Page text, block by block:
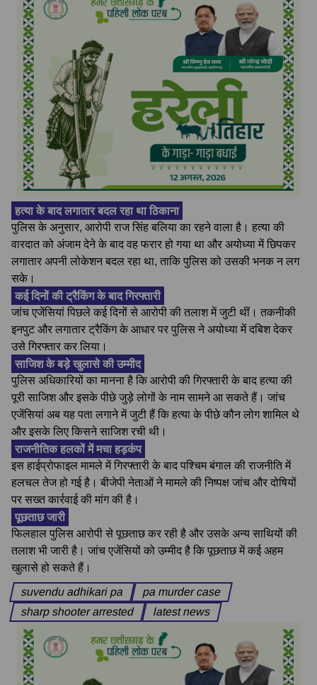
हत्या के बाद लगातार बदल रहा था ठिकाना
पुलिस के अनुसार, आरोपी राज सिंह बलिया का रहने वाला है। हत्या की
वारदात को अंजाम देने के बाद वह फरार हो गया था और अयोध्या में छिपकर
लगातार अपनी लोकेशन बदल रहा था, ताकि पुलिस को उसकी भनक न लग
सके।
कई दिनों की ट्रैकिंग के बाद गिरफ्तारी
जांच एजेंसियां पिछले कई दिनों से आरोपी की तलाश में जुटी थीं। तकनीकी
इनपुट और लगातार ट्रैकिंग के आधार पर पुलिस ने अयोध्या में दबिश देकर
उसे गिरफ्तार कर लिया।
साजिश के बड़े खुलासे की उम्मीद
पुलिस अधिकारियों का मानना है कि आरोपी की गिरफ्तारी के बाद हत्या की
पूरी साजिश और इसके पीछे जुड़े लोगों के नाम सामने आ सकते हैं। जांच
एजेंसियां अब यह पता लगाने में जुटी हैं कि हत्या के पीछे कौन लोग शामिल थे
और इसके लिए किसने साजिश रची थी।
राजनीतिक हलकों में मचा हड़कंप
इस हाईप्रोफाइल मामले में गिरफ्तारी के बाद पश्चिम बंगाल की राजनीति में
हलचल तेज हो गई है। बीजेपी नेताओं ने मामले की निष्पक्ष जांच और दोषियों
पर सख्त कार्रवाई की मांग की है।
पूछताछ जारी
फिलहाल पुलिस आरोपी से पूछताछ कर रही है और उसके अन्य साथियों की
तलाश भी जारी है। जांच एजेंसियों को उम्मीद है कि पूछताछ में कई अहम
खुलासे हो सकते हैं।
suvendu adhikari pa
pa murder case
sharp shooter arrested
latest news